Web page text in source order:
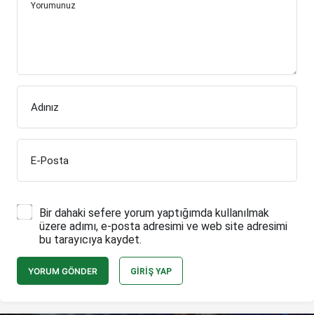
Yorumunuz
Adınız
E-Posta
Bir dahaki sefere yorum yaptığımda kullanılmak
üzere adımı, e-posta adresimi ve web site adresimi
bu tarayıcıya kaydet.
YORUM GÖNDER GIRIŞ YAP